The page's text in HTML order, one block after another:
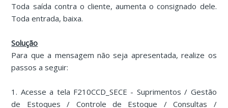
Toda saída contra o cliente, aumenta o consignado dele.
Toda entrada, baixa.
Solução
Para que a mensagem não seja apresentada, realize os
passos a seguir:
1. Acesse a tela F210CCD_SECE - Suprimentos / Gestão
de Estoques / Controle de Estoque / Consultas /